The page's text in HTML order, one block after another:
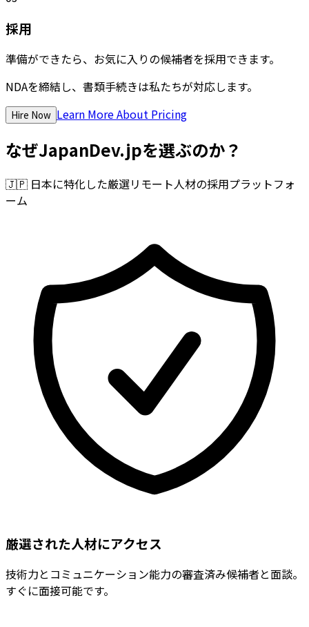
採用
準備ができたら、お気に入りの候補者を採用できます。
NDAを締結し、書類手続きは私たちが対応します。
Hire Now Learn More About Pricing
なぜJapanDev.jpを選ぶのか？
🇯🇵 日本に特化した厳選リモート人材の採用プラットフォ
ーム
厳選された人材にアクセス
技術力とコミュニケーション能力の審査済み候補者と面談。
すぐに面接可能です。